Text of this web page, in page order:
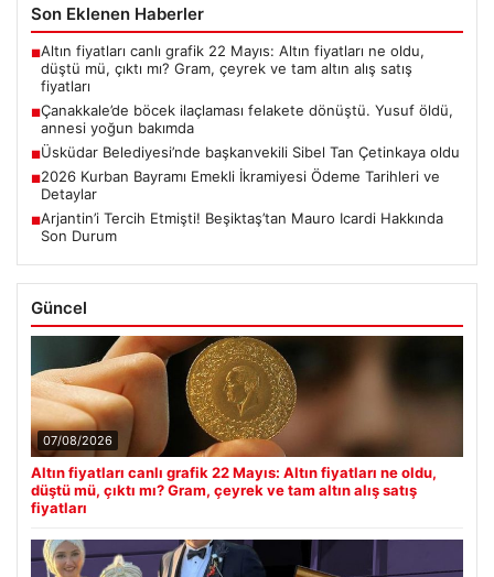
Son Eklenen Haberler
■Altın fiyatları canlı grafik 22 Mayıs: Altın fiyatları ne oldu,
düştü mü, çıktı mı? Gram, çeyrek ve tam altın alış satış
fiyatları
■Çanakkale’de böcek ilaçlaması felakete dönüştü. Yusuf öldü,
annesi yoğun bakımda
■Üsküdar Belediyesi’nde başkanvekili Sibel Tan Çetinkaya oldu
■2026 Kurban Bayramı Emekli İkramiyesi Ödeme Tarihleri ve
Detaylar
■Arjantin’i Tercih Etmişti! Beşiktaş’tan Mauro Icardi Hakkında
Son Durum
Güncel
07/08/2026
Altın fiyatları canlı grafik 22 Mayıs: Altın fiyatları ne oldu,
düştü mü, çıktı mı? Gram, çeyrek ve tam altın alış satış
fiyatları